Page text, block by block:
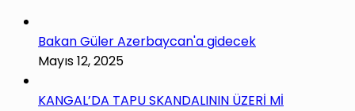
Bakan Güler Azerbaycan'a gidecek
Mayıs 12, 2025
KANGAL’DA TAPU SKANDALININ ÜZERİ Mİ